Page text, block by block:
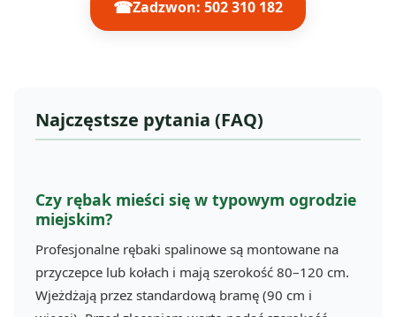
☎Zadzwon: 502 310 182
Najczęstsze pytania (FAQ)
Czy rębak mieści się w typowym ogrodzie
miejskim?
Profesjonalne rębaki spalinowe są montowane na
przyczepce lub kołach i mają szerokość 80–120 cm.
Wjeżdżają przez standardową bramę (90 cm i